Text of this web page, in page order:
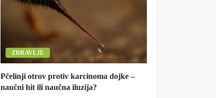
ZDRAVLJE
Pčelinji otrov protiv karcinoma dojke –
naučni hit ili naučna iluzija?